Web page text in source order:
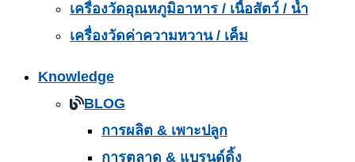
เครื่องวัดอุณหภูมิอาหาร / เนื้อสัตว์ / น้ำ
เครื่องวัดค่าความหวาน / เค็ม
Knowledge
BLOG
การผลิต & เพาะปลูก
การตลาด & แบรนด์ดิ้ง